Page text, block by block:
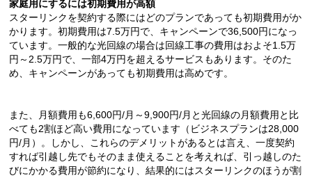
家庭用にするには初期費用が高額
スターリンクを契約する際にはどのプランであっても初期費用がか
かります。初期費用は7.5万円で、キャンペーンで36,500円になっ
ています。一般的な光回線の場合は回線工事の費用はおよそ1.5万
円～2.5万円で、一部4万円を超えるサービスもあります。そのた
め、キャンペーンがあっても初期費用は高めです。
また、月額費用も6,600円/月～9,900円/月と光回線の月額費用と比
べても2割ほど高い費用になっています（ビジネスプランは28,000
円/月）。しかし、これらのデメリットがあるとは言え、一度契約
すれば引越し先でもそのまま使えることを考えれば、引っ越しのた
びにかかる費用が節約になり、結果的にはスターリンクのほうが割